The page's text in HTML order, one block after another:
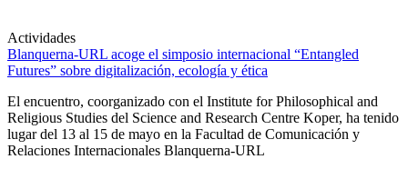
Actividades
Blanquerna-URL acoge el simposio internacional “Entangled
Futures” sobre digitalización, ecología y ética
El encuentro, coorganizado con el Institute for Philosophical and
Religious Studies del Science and Research Centre Koper, ha tenido
lugar del 13 al 15 de mayo en la Facultad de Comunicación y
Relaciones Internacionales Blanquerna-URL